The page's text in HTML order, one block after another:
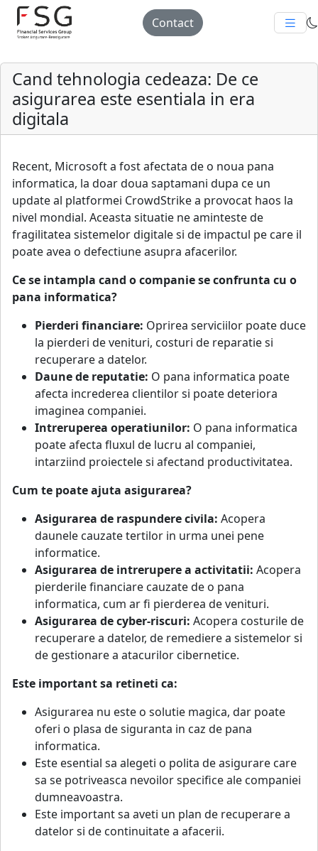
Contact
Cand tehnologia cedeaza: De ce
asigurarea este esentiala in era
digitala
Recent, Microsoft a fost afectata de o noua pana
informatica, la doar doua saptamani dupa ce un
update al platformei CrowdStrike a provocat haos la
nivel mondial. Aceasta situatie ne aminteste de
fragilitatea sistemelor digitale si de impactul pe care il
poate avea o defectiune asupra afacerilor.
Ce se intampla cand o companie se confrunta cu o
pana informatica?
Pierderi financiare: Oprirea serviciilor poate duce
la pierderi de venituri, costuri de reparatie si
recuperare a datelor.
Daune de reputatie: O pana informatica poate
afecta increderea clientilor si poate deteriora
imaginea companiei.
Intreruperea operatiunilor: O pana informatica
poate afecta fluxul de lucru al companiei,
intarziind proiectele si afectand productivitatea.
Cum te poate ajuta asigurarea?
Asigurarea de raspundere civila: Acopera
daunele cauzate tertilor in urma unei pene
informatice.
Asigurarea de intrerupere a activitatii: Acopera
pierderile financiare cauzate de o pana
informatica, cum ar fi pierderea de venituri.
Asigurarea de cyber-riscuri: Acopera costurile de
recuperare a datelor, de remediere a sistemelor si
de gestionare a atacurilor cibernetice.
Este important sa retineti ca:
Asigurarea nu este o solutie magica, dar poate
oferi o plasa de siguranta in caz de pana
informatica.
Este esential sa alegeti o polita de asigurare care
sa se potriveasca nevoilor specifice ale companiei
dumneavoastra.
Este important sa aveti un plan de recuperare a
datelor si de continuitate a afacerii.